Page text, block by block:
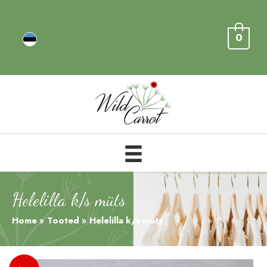
0
Helelilla k/s müts
Home Tooted Helelilla k/s müts